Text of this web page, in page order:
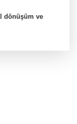
dönüşüm ve